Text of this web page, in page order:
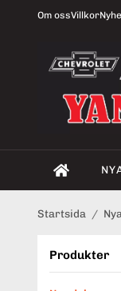
Om ossVillkor
Startsida /
Produkter